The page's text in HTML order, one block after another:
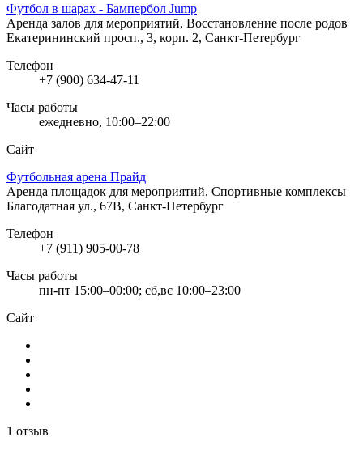
Футбол в шарах - Бампербол Jump
Аренда залов для мероприятий, Восстановление после родов
Екатерининский просп., 3, корп. 2, Санкт-Петербург
Телефон
+7 (900) 634-47-11
Часы работы
ежедневно, 10:00–22:00
Сайт
Футбольная арена Прайд
Аренда площадок для мероприятий, Спортивные комплексы
Благодатная ул., 67В, Санкт-Петербург
Телефон
+7 (911) 905-00-78
Часы работы
пн-пт 15:00–00:00; сб,вс 10:00–23:00
Сайт
1 отзыв